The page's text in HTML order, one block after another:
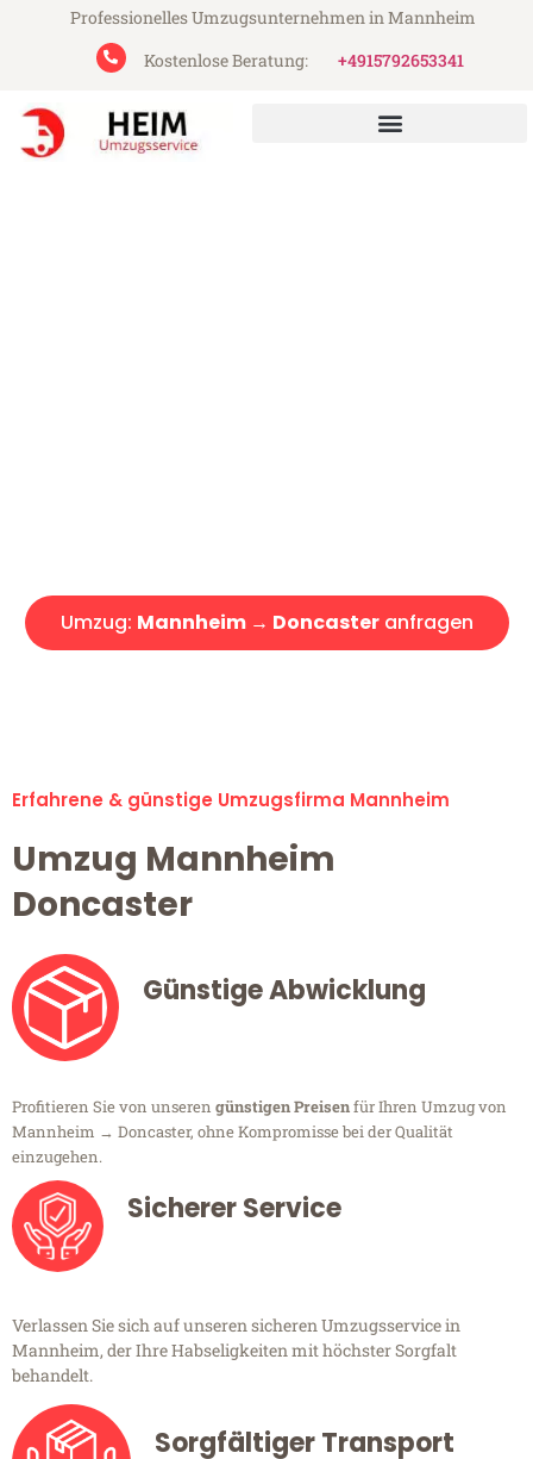
Professionelles Umzugsunternehmen in Mannheim
Kostenlose Beratung:
+4915792653341
Umzug: Mannheim → Doncasteranfragen
Erfahrene & günstige Umzugsfirma Mannheim
Umzug Mannheim
Doncaster
Günstige Abwicklung
Profitieren Sie von unseren günstigen Preisenfür Ihren Umzug von
Mannheim → Doncaster, ohne Kompromisse bei der Qualität
einzugehen.
Sicherer Service
Verlassen Sie sich auf unseren sicheren Umzugsservice in
Mannheim, der Ihre Habseligkeiten mit höchster Sorgfalt
behandelt.
Sorgfältiger Transport